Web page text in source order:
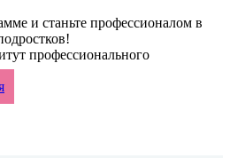
и станьте профессионалом в
профессионального